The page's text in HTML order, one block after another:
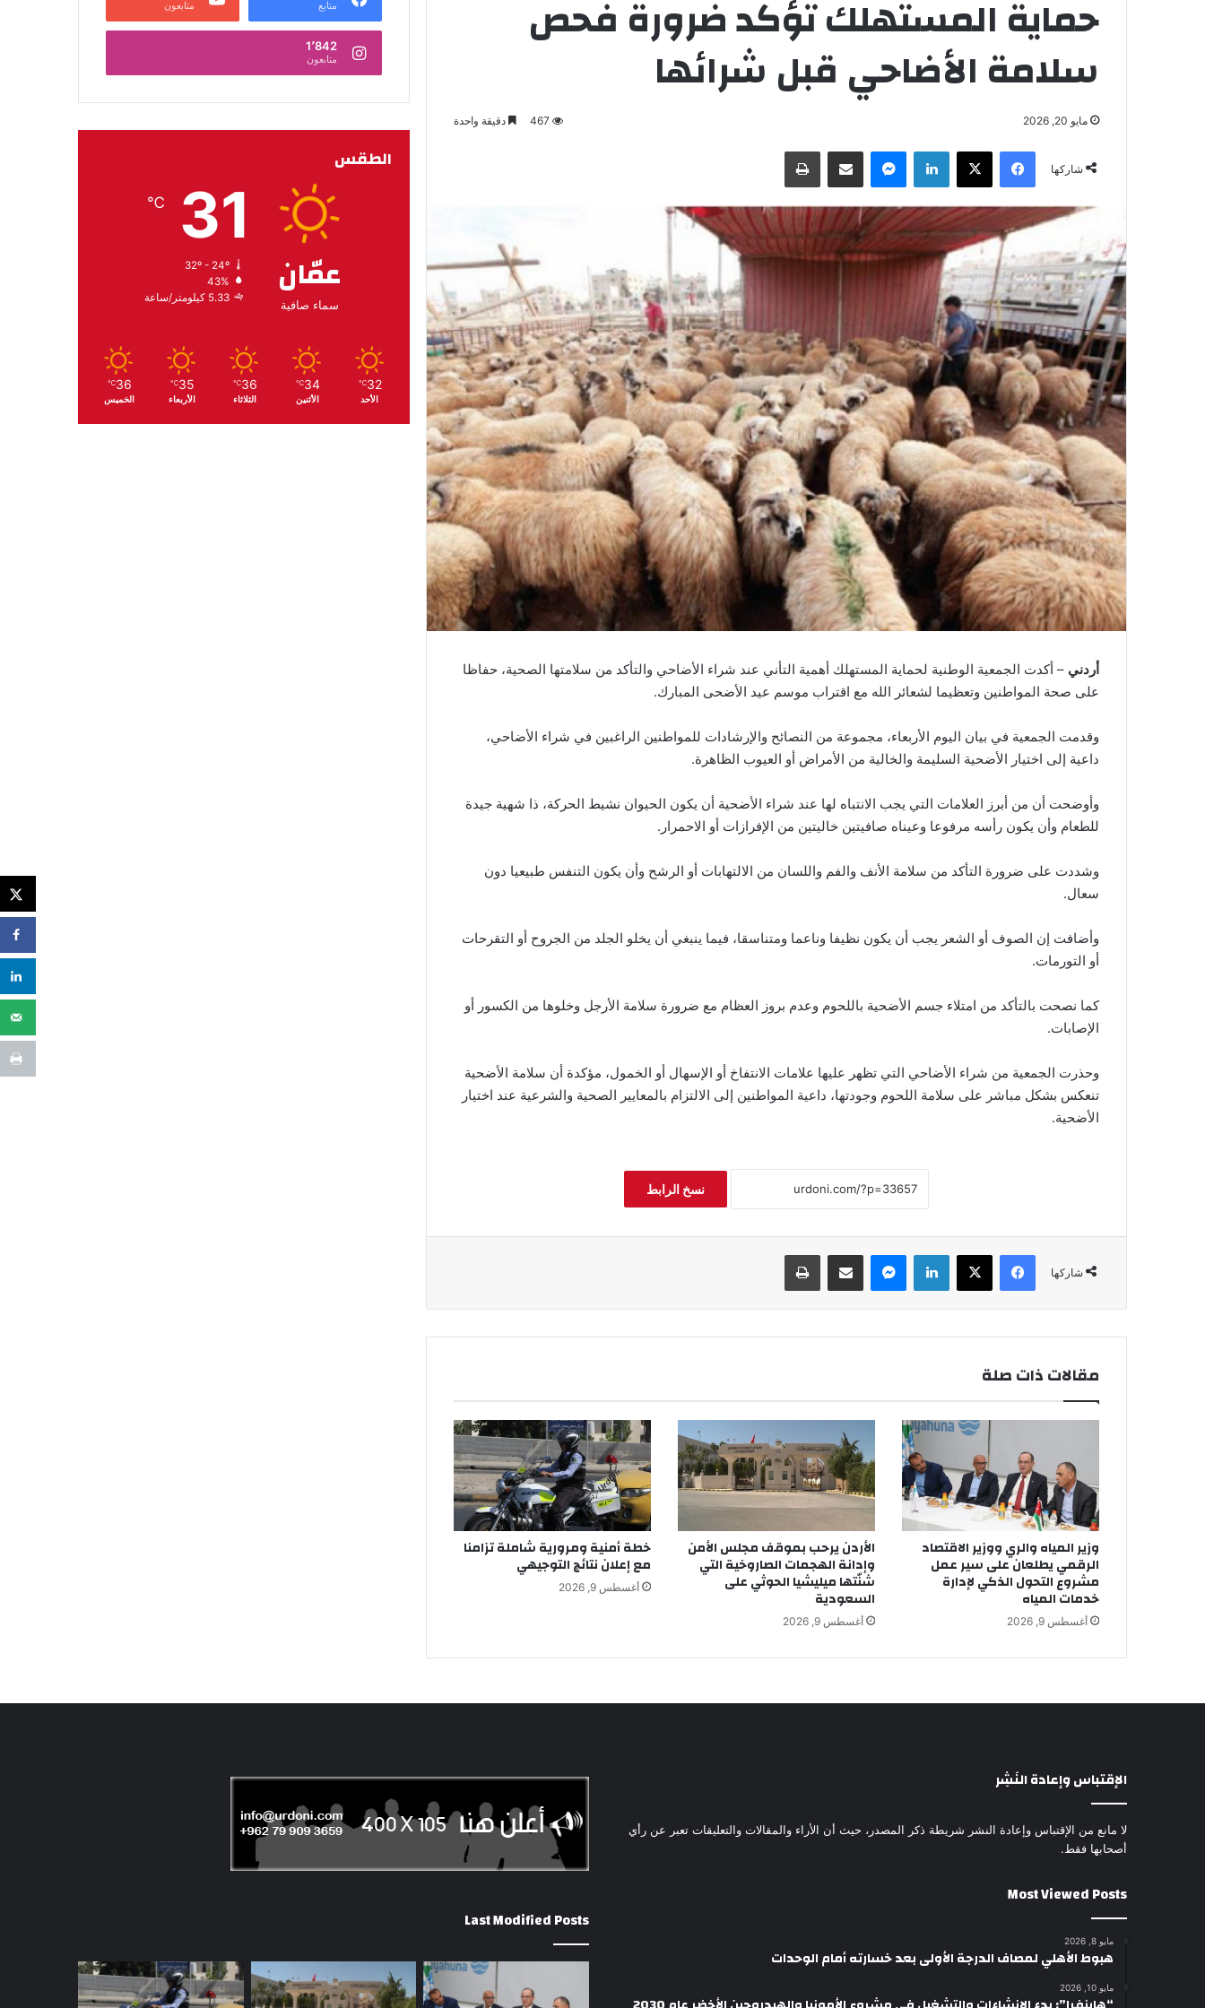
حماية المستهلك تؤكد ضرورة فحص
سلامة الأضاحي قبل شرائها
مايو 20, 2026 467 دقيقة واحدة
شاركها
فيسبوك لينكدإن
أردني – أكدت الجمعية الوطنية لحماية المستهلك أهمية التأني عند شراء الأضاحي والتأكد من سلامتها الصحية، حفاظا
على صحة المواطنين وتعظيما لشعائر الله مع اقتراب موسم عيد الأضحى المبارك.
وقدمت الجمعية في بيان اليوم الأربعاء، مجموعة من النصائح والإرشادات للمواطنين الراغبين في شراء الأضاحي،
داعية إلى اختيار الأضحية السليمة والخالية من الأمراض أو العيوب الظاهرة.
وأوضحت أن من أبرز العلامات التي يجب الانتباه لها عند شراء الأضحية أن يكون الحيوان نشيط الحركة، ذا شهية جيدة
للطعام وأن يكون رأسه مرفوعا وعيناه صافيتين خاليتين من الإفرازات أو الاحمرار.
وشددت على ضرورة التأكد من سلامة الأنف والفم واللسان من الالتهابات أو الرشح وأن يكون التنفس طبيعيا دون
سعال.
وأضافت إن الصوف أو الشعر يجب أن يكون نظيفا وناعما ومتناسقا، فيما ينبغي أن يخلو الجلد من الجروح أو التقرحات
أو التورمات.
كما نصحت بالتأكد من امتلاء جسم الأضحية باللحوم وعدم بروز العظام مع ضرورة سلامة الأرجل وخلوها من الكسور أو
الإصابات.
وحذرت الجمعية من شراء الأضاحي التي تظهر عليها علامات الانتفاخ أو الإسهال أو الخمول، مؤكدة أن سلامة الأضحية
تنعكس بشكل مباشر على سلامة اللحوم وجودتها، داعية المواطنين إلى الالتزام بالمعايير الصحية والشرعية عند اختيار
الأضحية.
نسخ الرابط
شاركها
فيسبوك لينكدإن
مقالات ذات صلة
وزير المياه والري ووزير الاقتصاد
الرقمي يطلعان على سير عمل
مشروع التحول الذكي لإدارة
خدمات المياه
أغسطس 9, 2026
الأردن يرحب بموقف مجلس الأمن
وإدانة الهجمات الصاروخية التي
شنّتها ميليشيا الحوثي على
السعودية
أغسطس 9, 2026
خطة أمنية ومرورية شاملة تزامنا
مع إعلان نتائج التوجيهي
أغسطس 9, 2026
متابع متابعون
1٬842
متابعون
الطقس
عمّان
سماء صافية
31
℃
32º - 24º
43%
5.33 كيلومتر/ساعة
32
℃
الأحد
34
℃
الأثنين
36
℃
الثلاثاء
35
℃
الأربعاء
36
℃
الخميس
الإقتباس وإعادة النَشِر
لا مانع من الإقتباس وإعادة النشر شريطة ذكر المصدر، حيث أن الأراء والمقالات والتعليقات تعبر عن رأي
أصحابها فقط.
Most Viewed Posts
مايو 8, 2026
هبوط الأهلي لمصاف الدرجة الأولى بعد خسارته أمام الوحدات
مايو 10, 2026
Last Modified Posts